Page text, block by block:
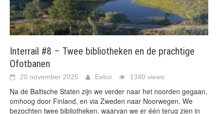
Interrail #8 – Twee bibliotheken en de prachtige
Ofotbanen
20 november 2025 Eelco 1340 views
Na de Baltische Staten zijn we verder naar het noorden gegaan,
omhoog door Finland, en via Zweden naar Noorwegen. We
bezochten twee bibliotheken, waarvan we er één terug zien in